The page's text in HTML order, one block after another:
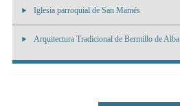
Iglesia parroquial de San Mamés
Arquitectura Tradicional de Bermillo de Alba